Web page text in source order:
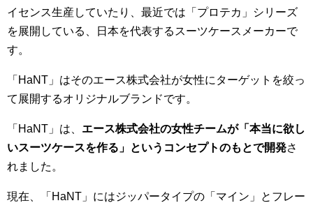
イセンス生産していたり、最近では「プロテカ」シリーズ
を展開している、日本を代表するスーツケースメーカーで
す。
「HaNT」はそのエース株式会社が女性にターゲットを絞っ
て展開するオリジナルブランドです。
「HaNT」は、 エース株式会社の女性チームが「本当に欲し
いスーツケースを作る」というコンセプトのもとで開発さ
れました。
現在、「HaNT」にはジッパータイプの「マイン」とフレー